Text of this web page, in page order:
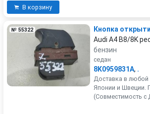
В корзину
№ 55322
Кнопка
Audi A4 B8/8K
бензин
седан
8K0959831A, .
Доставка в любой
Японии и Швеции.
(Совместимость с